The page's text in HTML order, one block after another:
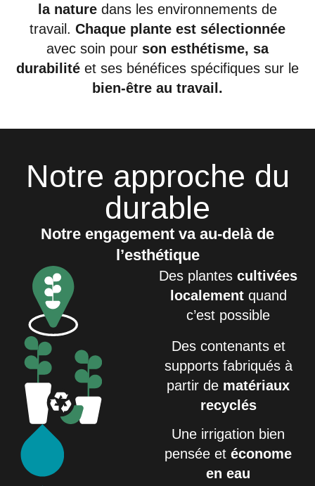
la nature dans les environnements de
travail. Chaque plante est sélectionnée
avec soin pour son esthétisme, sa
durabilité et ses bénéfices spécifiques sur le
bien-être au travail.
Notre approche du
durable
Notre engagement va au-delà de
l’esthétique
Des plantescultivées
localementquand
c’est possible
Des contenants et
supports fabriqués à
partir de matériaux
recyclés
Une irrigation bien
pensée etéconome
en eau